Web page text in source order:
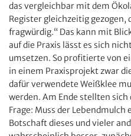
das vergleichbar mit dem
Register gleichzeitig gezogen,
fragwürdig.“ Das kann mit
auf die Praxis lässt es sich
umsetzen. So profitierte von
in einem Praxisprojekt zwar
dafür verwendete Weißklee
werden. Am Ende stellten
Frage: Muss der
Botschaft dieses und vieler